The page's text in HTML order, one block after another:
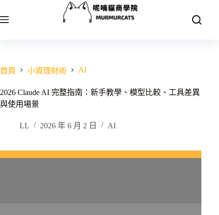
至
容
首頁 小資理財術 AI
2026 Claude AI 完整指南：新手教學、模型比較、工具差異
與使用場景
LL 2026 年 6 月 2 日 AI